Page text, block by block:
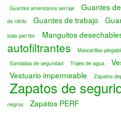
Guantes americanos serraje
Guantes
de nitrilo
Guantes de trabajo
todo piel flor
Manguitos
autofiltrantes
Mascarillas
Sandalias de seguridad Trajes de agua
Vestuario impermeable
Zapatos
Zapatos de
negros
Zapatos PERF